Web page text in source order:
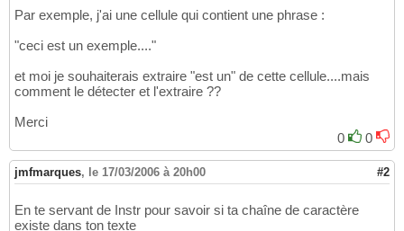
Par exemple, j'ai une cellule qui contient une phrase :
"ceci est un exemple...."
et moi je souhaiterais extraire "est un" de cette cellule....mais
comment le détecter et l'extraire ??
Merci
0
0
jmfmarques, le 17/03/2006 à 20h00 #2
En te servant de Instr pour savoir si ta chaîne de caractère
existe dans ton texte